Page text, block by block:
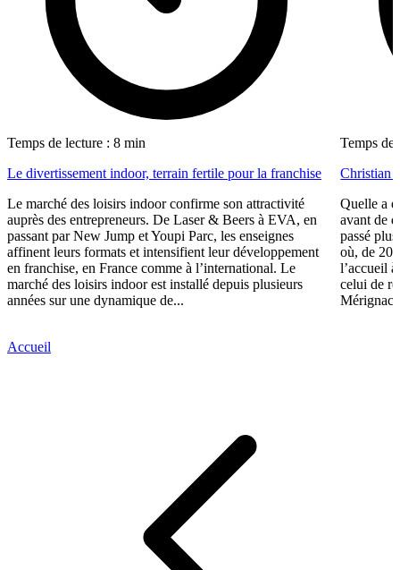
Temps de lecture : 8 min
Le divertissement indoor, terrain fertile pour la franchise
Le marché des loisirs indoor confirme son attractivité
auprès des entrepreneurs. De Laser & Beers à EVA, en
passant par New Jump et Youpi Parc, les enseignes
affinent leurs formats et intensifient leur développement
en franchise, en France comme à l’international. Le
marché des loisirs indoor est installé depuis plusieurs
années sur une dynamique de...
Temps de
Christian
Quelle a
avant de
passé
où, de
l’accueil
celui de
Accueil